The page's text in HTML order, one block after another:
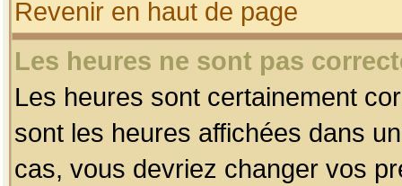
Revenir en haut de page
Les heures ne sont pas
Les heures sont certainement
sont les heures affichées dans
cas, vous devriez changer vos